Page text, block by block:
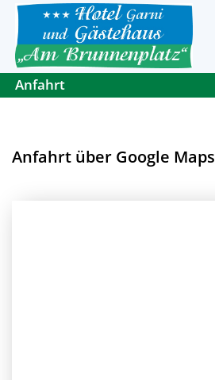
Anfahrt
Anfahrt über Google Maps